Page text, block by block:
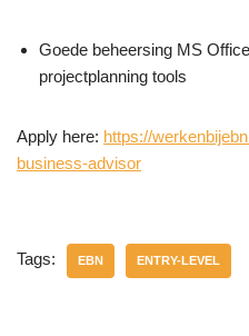
Goede beheersing MS
projectplanning tools
Apply here: https://
business-advisor
Tags: EBN ENTRY-LEVEL